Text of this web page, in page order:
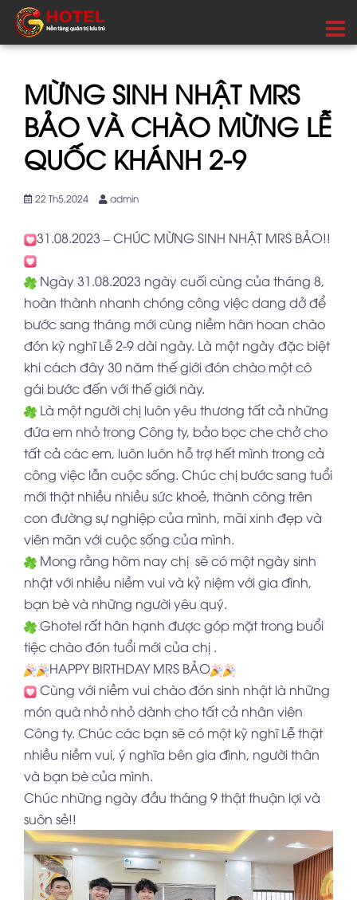
MỪNG SINH NHẬT MRS
BẢO VÀ CHÀO MỪNG LỄ
QUỐC KHÁNH 2-9
22 Th5,2024 admin
31.08.2023 – CHÚC MỪNG SINH NHẬT MRS BẢO!!
Ngày 31.08.2023 ngày cuối cùng của tháng 8,
hoàn thành nhanh chóng công việc dang dở để
bước sang tháng mới cùng niềm hân hoan chào
đón kỳ nghĩ Lễ 2-9 dài ngày. Là một ngày đặc biệt
khi cách đây 30 năm thế giới đón chào một cô
gái bước đến với thế giới này.
Là một người chị luôn yêu thương tất cả những
đứa em nhỏ trong Công ty, bảo bọc che chở cho
tất cả các em, luôn luôn hỗ trợ hết mình trong cả
công việc lẫn cuộc sống. Chúc chị bước sang tuổi
mới thật nhiều nhiều sức khoẻ, thành công trên
con đường sự nghiệp của mình, mãi xinh đẹp và
viên mãn với cuộc sống của mình.
Mong rằng hôm nay chị sẽ có một ngày sinh
nhật với nhiều niềm vui và kỷ niệm với gia đình,
bạn bè và những người yêu quý.
Ghotel rất hân hạnh được góp mặt trong buổi
tiệc chào đón tuổi mới của chị .
HAPPY BIRTHDAY MRS BẢO
Cùng với niềm vui chào đón sinh nhật là những
món quà nhỏ nhỏ dành cho tất cả nhân viên
Công ty. Chúc các bạn sẽ có một kỹ nghĩ Lễ thật
nhiều niềm vui, ý nghĩa bên gia đình, người thân
và bạn bè của mình.
Chúc những ngày đầu tháng 9 thật thuận lợi và
suôn sẻ!!